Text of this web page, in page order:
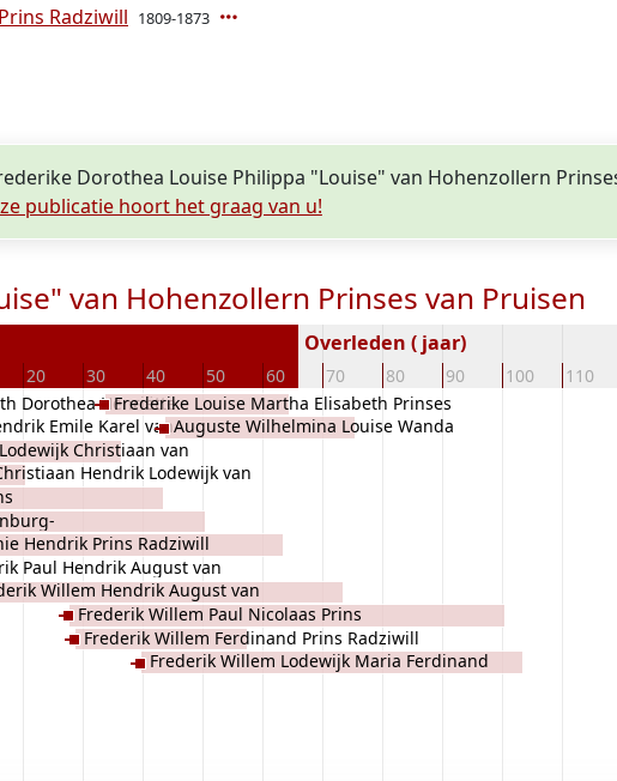
Radziwill 1809-1873
Dorothea Louise Philippa "Louise" van Hohenzollern
publicatie hoort het graag van u!
van Hohenzollern Prinses van Pruisen
20 30 40 50 60 70 80 90 100 110
Overleden ( jaar)
Dorothea Henriëtte
Prinses van
Emile Karel van
Prins van Pruisen
Hendrik Lodewijk van
Prins van Pruisen
Christiaan van
Prins van Pruisen
Hendrik Prins Radziwill
Paul Hendrik August van
Prins van Pruisen
Willem Hendrik August van
Prins van Pruisen
Frederik Willem Paul Nicolaas Prins
Radziwill
Frederik Willem Ferdinand Prins Radziwill
Frederike Louise Martha Elisabeth Prinses
Radziwill
Frederik Willem Lodewijk Maria Ferdinand
Auguste Wilhelmina Louise Wanda
Prinses Radziwill